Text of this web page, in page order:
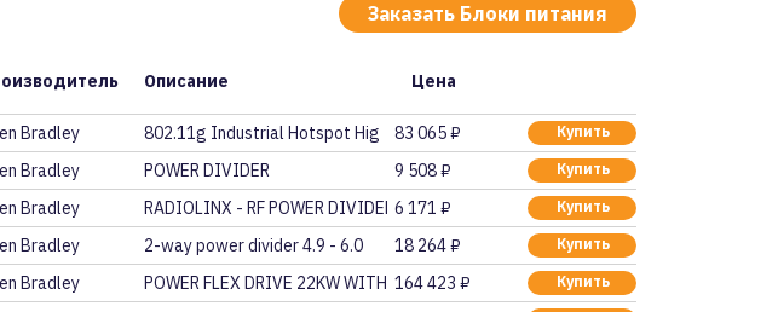
Заказать Блоки питания
Описание Цена
Bradley 802.11g Industrial Hotspot Hig 83 065 ₽ Купить
Bradley POWER DIVIDER 9 508 ₽ Купить
Bradley RADIOLINX - RF POWER DIVIDERS6 171 ₽ Купить
Bradley 2-way power divider 4.9 - 6.0 18 264 ₽ Купить
Bradley POWER FLEX DRIVE 22KW WITH COM164 423 ₽ Купить